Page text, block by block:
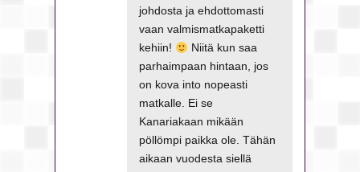
johdosta ja ehdottomasti
vaan valmismatkapaketti
kehiin!
Niitä kun saa
parhaimpaan hintaan, jos
on kova into nopeasti
matkalle. Ei se
Kanariakaan mikään
pöllömpi paikka ole. Tähän
aikaan vuodesta siellä